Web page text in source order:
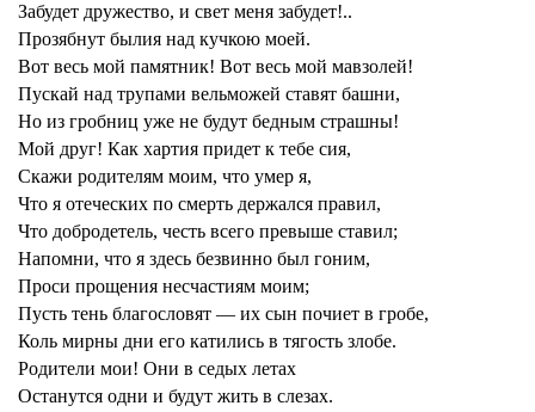
Забудет дружество, и свет меня забудет!..
Прозябнут былия над кучкою моей.
Вот весь мой памятник! Вот весь мой мавзолей!
Пускай над трупами вельможей ставят башни,
Но из гробниц уже не будут бедным страшны!
Мой друг! Как хартия придет к тебе сия,
Скажи родителям моим, что умер я,
Что я отеческих по смерть держался правил,
Что добродетель, честь всего превыше ставил;
Напомни, что я здесь безвинно был гоним,
Проси прощения несчастиям моим;
Пусть тень благословят — их сын почиет в гробе,
Коль мирны дни его катились в тягость злобе.
Родители мои! Они в седых летах
Останутся одни и будут жить в слезах.